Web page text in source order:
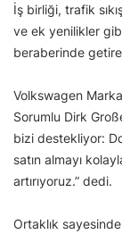
İş birliği, trafik
ve ek yenilikler
beraberinde
Volkswagen
Sorumlu Dirk
bizi destekliyor:
satın almayı
artırıyoruz.” dedi.
Ortaklık